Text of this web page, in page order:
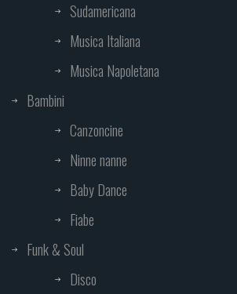
Sudamericana
Musica Italiana
Musica Napoletana
Bambini
Canzoncine
Ninne nanne
Baby Dance
Fiabe
Funk & Soul
Disco